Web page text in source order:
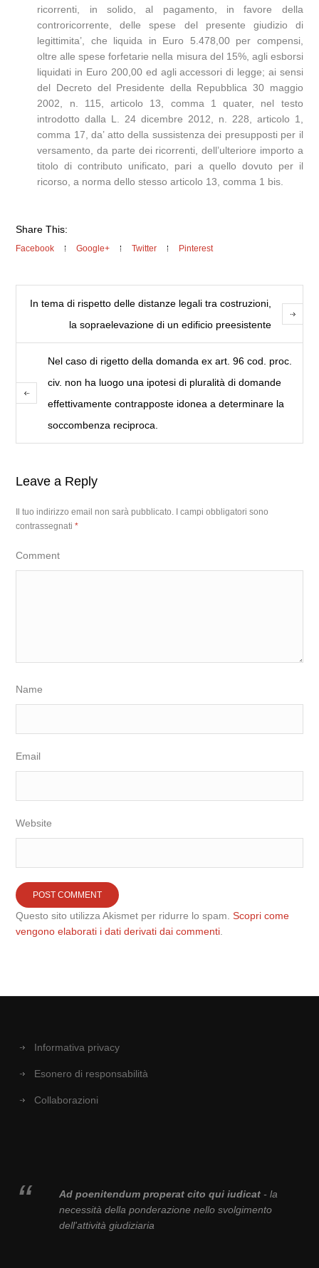
ricorrenti, in solido, al pagamento, in favore della
controricorrente, delle spese del presente giudizio di
legittimita’, che liquida in Euro 5.478,00 per compensi,
oltre alle spese forfetarie nella misura del 15%, agli esborsi
liquidati in Euro 200,00 ed agli accessori di legge; ai sensi
del Decreto del Presidente della Repubblica 30 maggio
2002, n. 115, articolo 13, comma 1 quater, nel testo
introdotto dalla L. 24 dicembre 2012, n. 228, articolo 1,
comma 17, da’ atto della sussistenza dei presupposti per il
versamento, da parte dei ricorrenti, dell’ulteriore importo a
titolo di contributo unificato, pari a quello dovuto per il
ricorso, a norma dello stesso articolo 13, comma 1 bis.
Share This:
Facebook Google+ Twitter Pinterest
In tema di rispetto delle distanze legali tra costruzioni,
la sopraelevazione di un edificio preesistente
Nel caso di rigetto della domanda ex art. 96 cod. proc.
civ. non ha luogo una ipotesi di pluralità di domande
effettivamente contrapposte idonea a determinare la
soccombenza reciproca.
Leave a Reply
Il tuo indirizzo email non sarà pubblicato.
I campi obbligatori sono
contrassegnati*
Comment
Name
Email
Website
Questo sito utilizza Akismet per ridurre lo spam.Scopri come
vengono elaborati i dati derivati dai commenti
Informativa privacy
Esonero di responsabilità
Collaborazioni
Ad poenitendum properat cito qui iudicat- la
necessità della ponderazione nello svolgimento
dell'attività giudiziaria